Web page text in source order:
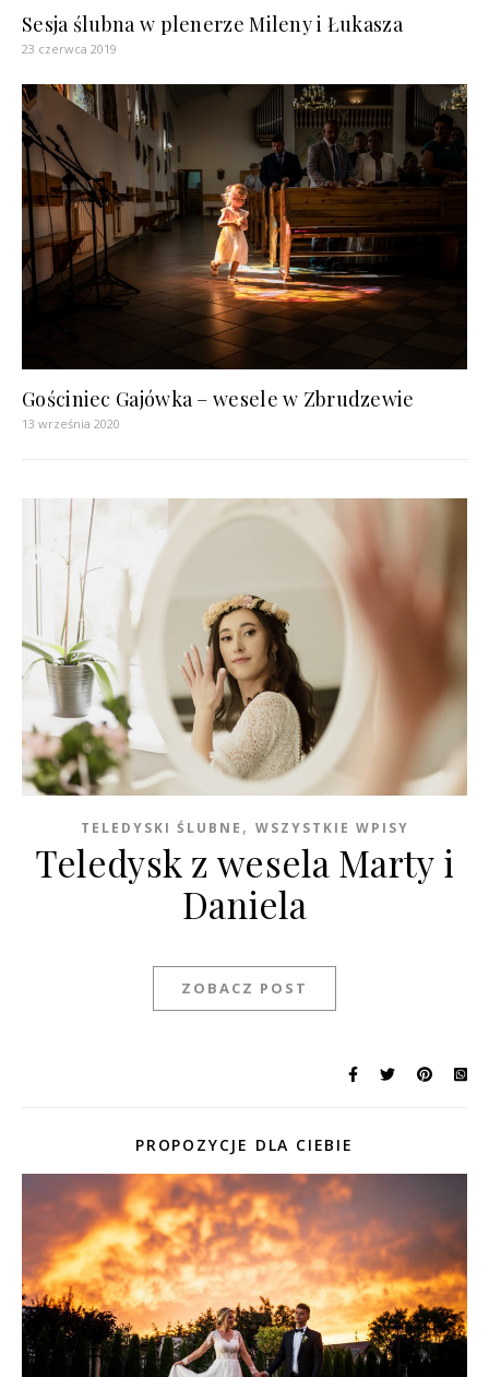
Sesja ślubna w plenerze Mileny i Łukasza
23 czerwca 2019
Gościniec Gajówka – wesele w Zbrudzewie
13 września 2020
TELEDYSKI ŚLUBNE , WSZYSTKIE WPISY
Teledysk z wesela Marty i
Daniela
ZOBACZ POST
PROPOZYCJE DLA CIEBIE